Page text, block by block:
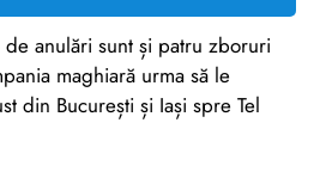
anulări sunt și patru zboruri
maghiară urma să le
din București și Iași spre Tel